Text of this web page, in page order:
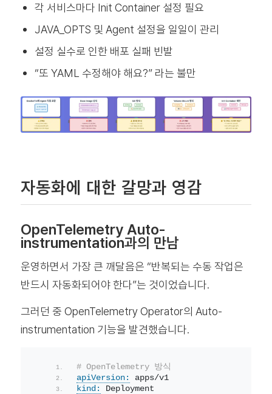
각 서비스마다 Init Container 설정 필요
JAVA_OPTS 및 Agent 설정을 일일이 관리
설정 실수로 인한 배포 실패 빈발
“또 YAML 수정해야 해요?” 라는 불만
자동화에 대한 갈망과 영감
OpenTelemetry Auto-
instrumentation과의 만남
운영하면서 가장 큰 깨달음은 “반복되는 수동 작업은
반드시 자동화되어야 한다”는 것이었습니다.
그러던 중 OpenTelemetry Operator의 Auto-
instrumentation 기능을 발견했습니다.
# OpenTelemetry 방식
apiVersion:
apps/v1
kind:
Deployment